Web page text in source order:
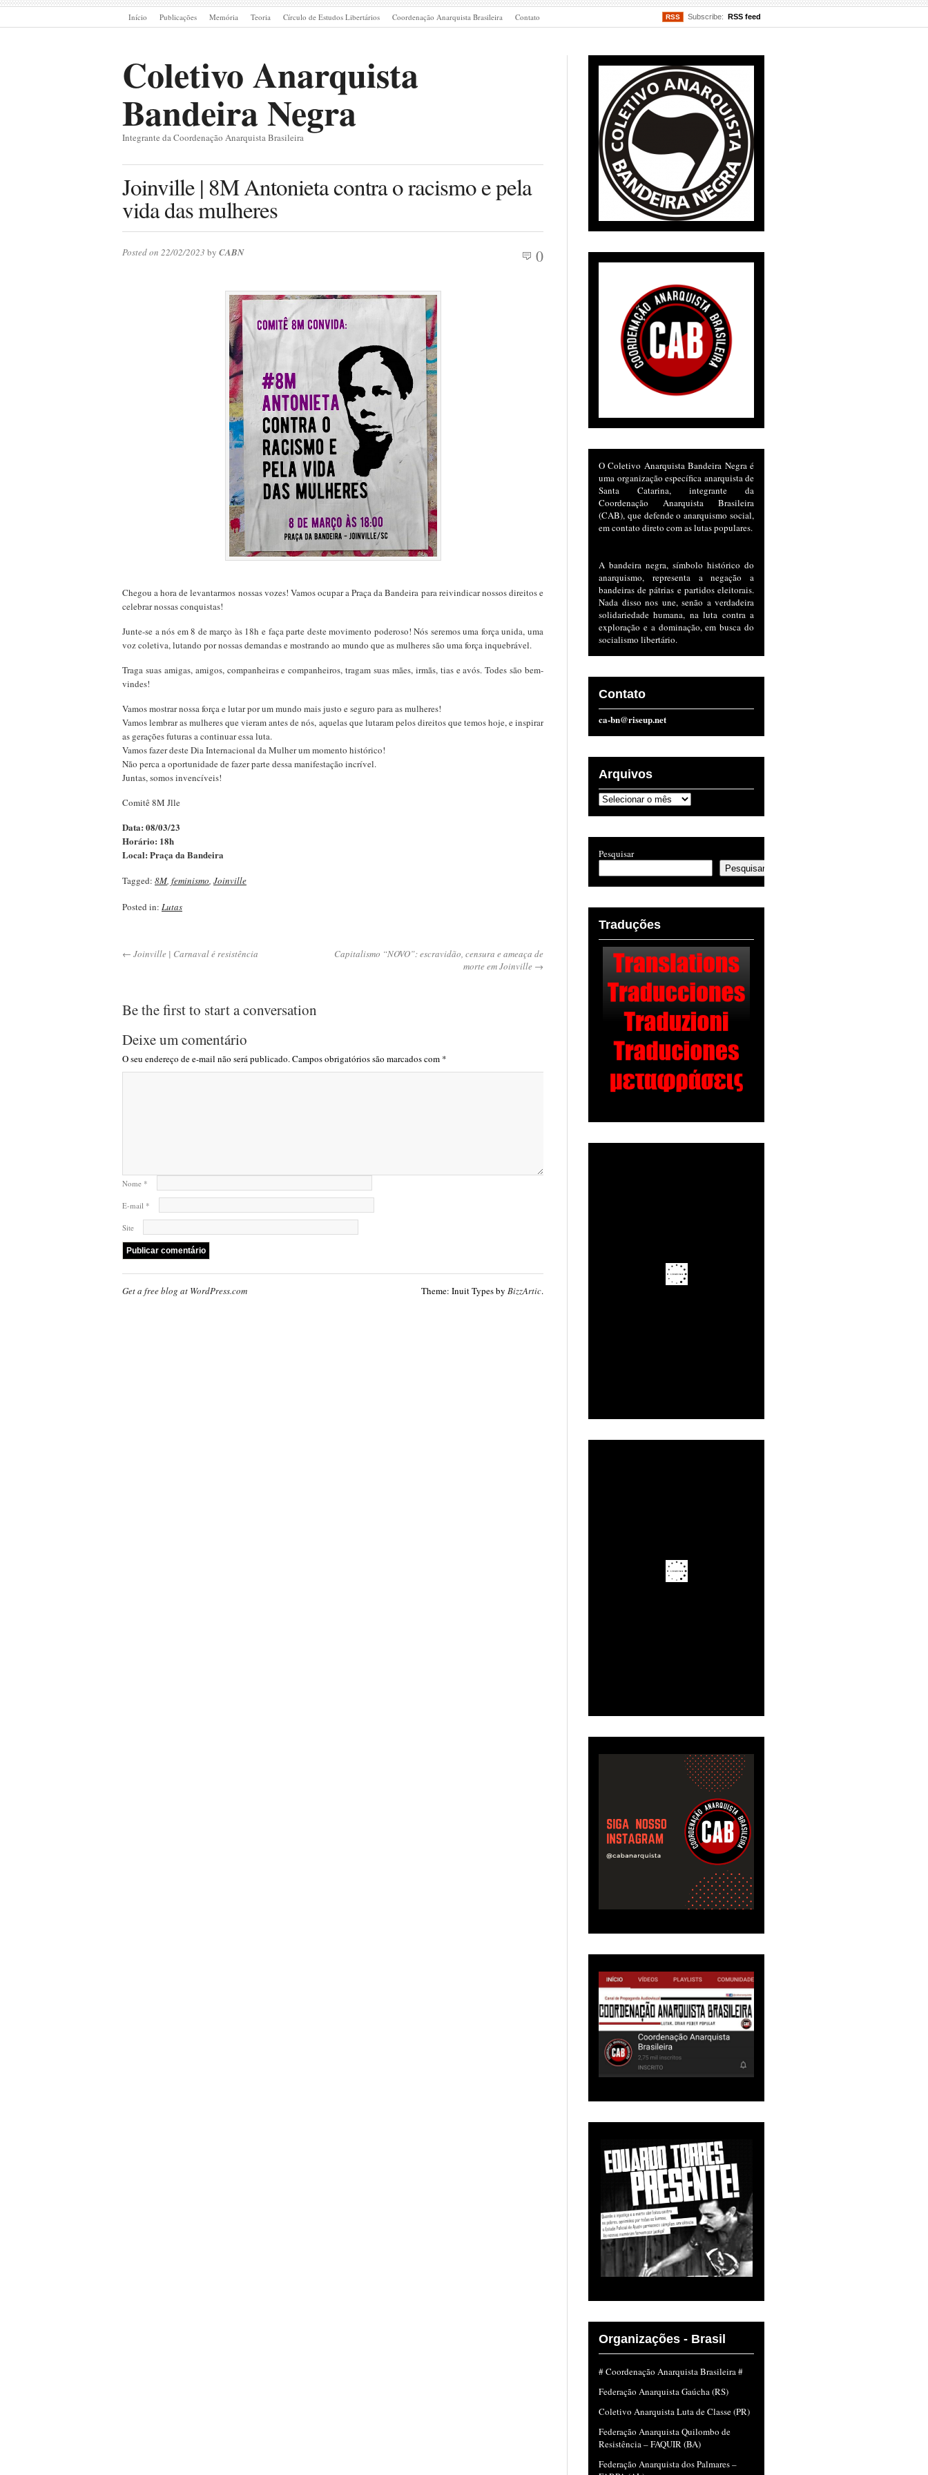
Início Publicações Memória Teoria Círculo de Estudos Libertários Coordenação Anarquista Brasileira Contato RSS Subscribe: RSS feed
Coletivo Anarquista
Bandeira Negra
Integrante da Coordenação Anarquista Brasileira
Joinville | 8M Antonieta contra o racismo e pela
vida das mulheres
Posted on 22/02/2023 by CABN 0
Chegou a hora de levantarmos nossas vozes! Vamos ocupar a Praça da Bandeira para reivindicar nossos direitos e
celebrar nossas conquistas!
Junte-se a nós em 8 de março às 18h e faça parte deste movimento poderoso! Nós seremos uma força unida, uma
voz coletiva, lutando por nossas demandas e mostrando ao mundo que as mulheres são uma força inquebrável.
Traga suas amigas, amigos, companheiras e companheiros, tragam suas mães, irmãs, tias e avós. Todes são bem-
vindes!
Vamos mostrar nossa força e lutar por um mundo mais justo e seguro para as mulheres!
Vamos lembrar as mulheres que vieram antes de nós, aquelas que lutaram pelos direitos que temos hoje, e inspirar
as gerações futuras a continuar essa luta.
Vamos fazer deste Dia Internacional da Mulher um momento histórico!
Não perca a oportunidade de fazer parte dessa manifestação incrível.
Juntas, somos invencíveis!
Comitê 8M Jlle
Data: 08/03/23
Horário: 18h
Local: Praça da Bandeira
Tagged: 8M, feminismo, Joinville
Posted in: Lutas
← Joinville | Carnaval é resistência
Capitalismo “NOVO”: escravidão, censura e ameaça de
morte em Joinville →
Be the first to start a conversation
Deixe um comentário
O seu endereço de e-mail não será publicado.Campos obrigatórios são marcados com *
Nome *
E-mail *
Site
O Coletivo Anarquista Bandeira Negra é
uma organização específica anarquista de
Santa Catarina, integrante da
Coordenação Anarquista Brasileira
(CAB), que defende o anarquismo social,
em contato direto com as lutas populares.
A bandeira negra, símbolo histórico do
anarquismo, representa a negação a
bandeiras de pátrias e partidos eleitorais.
Nada disso nos une, senão a verdadeira
solidariedade humana, na luta contra a
exploração e a dominação, em busca do
socialismo libertário.
Contato
ca-bn@riseup.net
Arquivos
Arquivos
Pesquisar
Pesquisar
Traduções
Organizações - Brasil
# Coordenação Anarquista Brasileira #
Federação Anarquista Gaúcha (RS)
Coletivo Anarquista Luta de Classe (PR)
Federação Anarquista Quilombo de
Resistência – FAQUIR (BA)
Federação Anarquista dos Palmares –
Get a free blog at WordPress.com Theme: Inuit Types by BizzArtic.